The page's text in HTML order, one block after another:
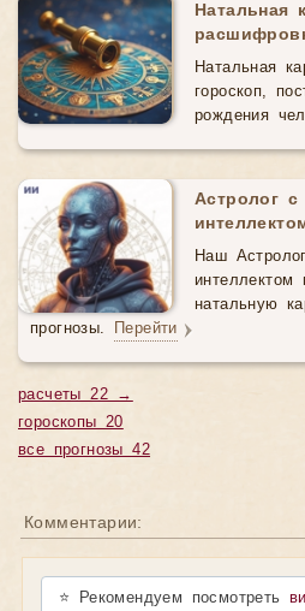
Натальная
Натальная
гороскоп,
рождения
Астролог с
Наш
интеллектом
натальную
прогнозы. Перейти
расчеты 22 →
гороскопы 20
все прогнозы 42
Комментарии:
⭐ Рекомендуем посмотреть